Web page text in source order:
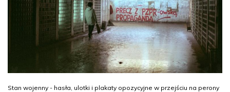
Stan wojenny - hasła, ulotki i plakaty opozycyjne w przejściu na perony